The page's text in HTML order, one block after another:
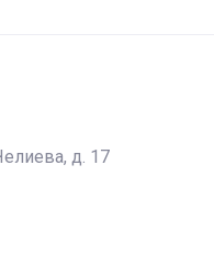
д. 17